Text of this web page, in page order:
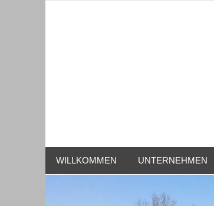
WILLKOMMEN UNTERNEHMEN